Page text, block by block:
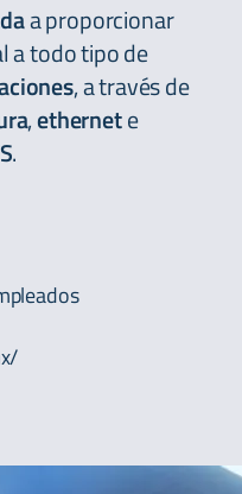
a proporcionar
a todo tipo de
, a través de
,ethernete
.